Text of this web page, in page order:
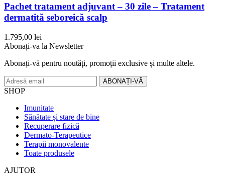
Pachet tratament adjuvant – 30 zile – Tratament
dermatită seboreică scalp
1.795,00 lei
Abonați-va la Newsletter
Abonați-vă pentru noutăți, promoții exclusive și multe altele.
SHOP
Imunitate
Sănătate și stare de bine
Recuperare fizică
Dermato-Terapeutice
Terapii monovalente
Toate produsele
AJUTOR